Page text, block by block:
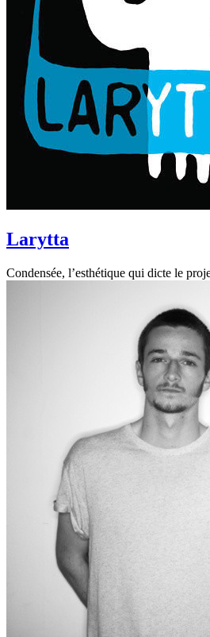
Larytta
Condensée, l’esthétique qui dicte le